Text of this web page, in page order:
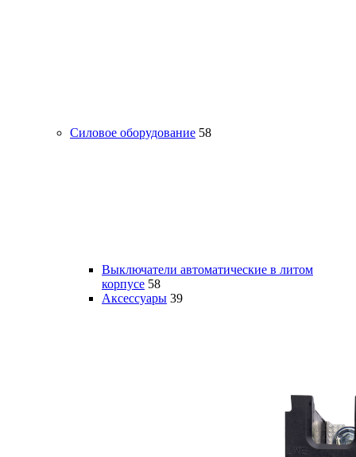
Силовое оборудование 58
Выключатели автоматические в литом
корпусе 58
Аксессуары 39